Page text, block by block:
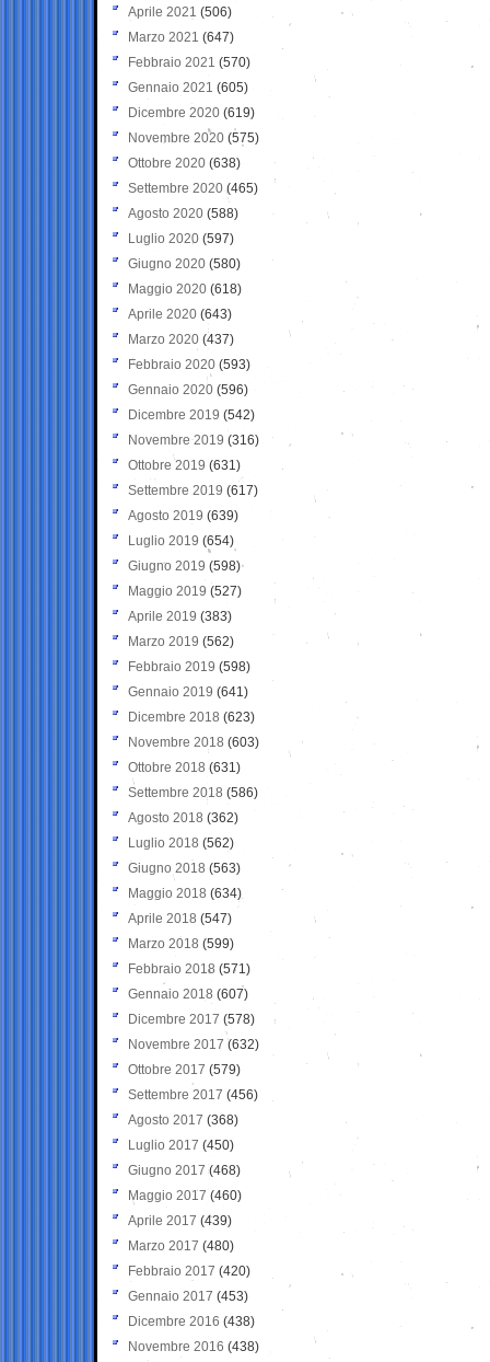
Aprile 2021 (506)
Marzo 2021 (647)
Febbraio 2021 (570)
Gennaio 2021 (605)
Dicembre 2020 (619)
Novembre 2020 (575)
Ottobre 2020 (638)
Settembre 2020(465)
Agosto 2020 (588)
Luglio 2020 (597)
Giugno 2020 (580)
Maggio 2020 (618)
Aprile 2020 (643)
Marzo 2020 (437)
Febbraio 2020 (593)
Gennaio 2020 (596)
Dicembre 2019 (542)
Novembre 2019 (316)
Ottobre 2019 (631)
Settembre 2019 (617)
Agosto 2019 (639)
Luglio 2019 (654)
Giugno 2019 (598)
Maggio 2019 (527)
Aprile 2019 (383)
Marzo 2019 (562)
Febbraio 2019 (598)
Gennaio 2019 (641)
Dicembre 2018 (623)
Novembre 2018 (603)
Ottobre 2018 (631)
Settembre 2018 (586)
Agosto 2018 (362)
Luglio 2018 (562)
Giugno 2018 (563)
Maggio 2018 (634)
Aprile 2018 (547)
Marzo 2018 (599)
Febbraio 2018 (571)
Gennaio 2018 (607)
Dicembre 2017 (578)
Novembre 2017 (632)
Ottobre 2017 (579)
Settembre 2017 (456)
Agosto 2017 (368)
Luglio 2017 (450)
Giugno 2017 (468)
Maggio 2017 (460)
Aprile 2017 (439)
Marzo 2017 (480)
Febbraio 2017 (420)
Gennaio 2017 (453)
Dicembre 2016 (438)
Novembre 2016 (438)